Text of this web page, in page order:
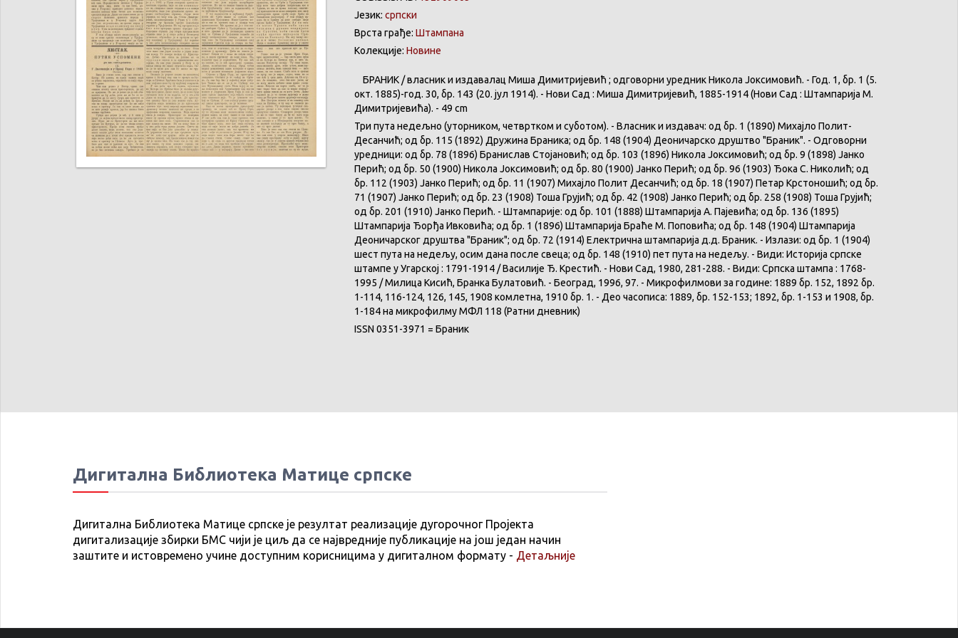
Језик: српски
Врста грађе: Штампана
Колекције: Новине
БРАНИК / власник и издавалац Миша Димитријевић ; одговорни уредник Никола Јоксимовић. - Год. 1, бр. 1 (5.
окт. 1885)-год. 30, бр. 143 (20. јул 1914). - Нови Сад : Миша Димитријевић, 1885-1914 (Нови Сад : Штампарија М.
Димитријевића). - 49 cm
Три пута недељно (уторником, четвртком и суботом). - Власник и издавач: од бр. 1 (1890) Михајло Полит-
Десанчић; од бр. 115 (1892) Дружина Браника; од бр. 148 (1904) Деоничарско друштво "Браник". - Одговорни
уредници: од бр. 78 (1896) Бранислав Стојановић; од бр. 103 (1896) Никола Јоксимовић; од бр. 9 (1898) Јанко
Перић; од бр. 50 (1900) Никола Јоксимовић; од бр. 80 (1900) Јанко Перић; од бр. 96 (1903) Ђока С. Николић; од
бр. 112 (1903) Јанко Перић; од бр. 11 (1907) Михајло Полит Десанчић; од бр. 18 (1907) Петар Крстоношић; од бр.
71 (1907) Јанко Перић; од бр. 23 (1908) Тоша Грујић; од бр. 42 (1908) Јанко Перић; од бр. 258 (1908) Тоша Грујић;
од бр. 201 (1910) Јанко Перић. - Штампарије: од бр. 101 (1888) Штампарија А. Пајевића; од бр. 136 (1895)
Штампарија Ђорђа Ивковића; од бр. 1 (1896) Штампарија Браће М. Поповића; од бр. 148 (1904) Штампарија
Деоничарског друштва "Браник"; од бр. 72 (1914) Електрична штампарија д.д. Браник. - Излази: од бр. 1 (1904)
шест пута на недељу, осим дана после свеца; од бр. 148 (1910) пет пута на недељу. - Види: Историја српске
штампе у Угарској : 1791-1914 / Василије Ђ. Крестић. - Нови Сад, 1980, 281-288. - Види: Српска штампа : 1768-
1995 / Милица Кисић, Бранка Булатовић. - Београд, 1996, 97. - Микрофилмови за године: 1889 бр. 152, 1892 бр.
1-114, 116-124, 126, 145, 1908 комлетна, 1910 бр. 1. - Део часописа: 1889, бр. 152-153; 1892, бр. 1-153 и 1908, бр.
1-184 на микрофилму МФЛ 118 (Ратни дневник)
ISSN 0351-3971 = Браник
Дигитална Библиотека Матице српске
Дигитална Библиотека Матице српске је резултат реализације дугорочног Пројекта
дигитализације збирки БМС чији је циљ да се највредније публикације на још један начин
заштите и истовремено учине доступним корисницима у дигиталном формату - Детаљније